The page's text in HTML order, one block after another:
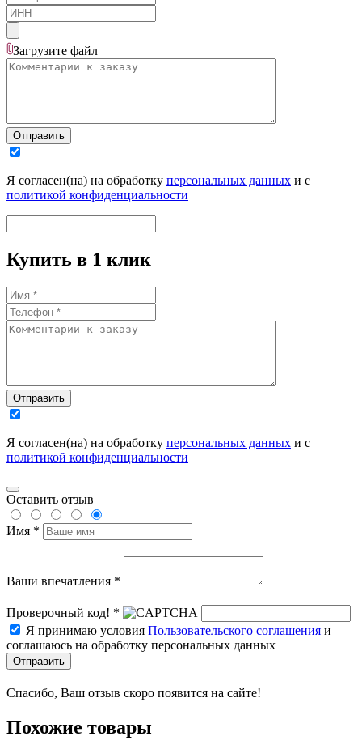
Загрузите файл
Отправить
Я согласен(на) на обработку персональных данных и с
политикой конфиденциальности
Купить в 1 клик
Отправить
Я согласен(на) на обработку персональных данных и с
политикой конфиденциальности
Оставить отзыв
Имя *
Ваши впечатления *
Проверочный код! *
Я принимаю условия Пользовательского соглашения и
соглашаюсь на обработку персональных данных
Отправить
Спасибо, Ваш отзыв скоро появится на сайте!
Похожие товары